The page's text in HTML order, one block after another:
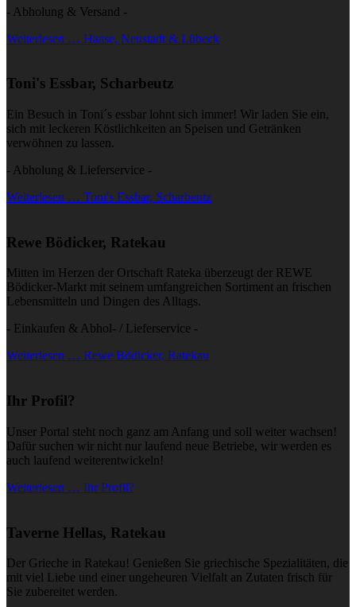
- Abholung & Versand -
Weiterlesen … Haase, Neustadt & Lübeck
Toni's Essbar, Scharbeutz
Ein Besuch in Toni´s essbar lohnt sich immer! Wir laden Sie ein,
sich mit leckeren Köstlichkeiten an Speisen und Getränken
verwöhnen zu lassen.
- Abholung & Lieferservice -
Weiterlesen … Toni's Essbar, Scharbeutz
Rewe Bödicker, Ratekau
Mitten im Herzen der Ortschaft Rateka überzeugt der REWE
Bödicker-Markt mit seinem umfangreichen Sortiment an frischen
Lebensmitteln und Dingen des Alltags.
- Einkaufen & Abhol- / Lieferservice -
Weiterlesen … Rewe Bödicker, Ratekau
Ihr Profil?
Unser Portal steht noch ganz am Anfang und soll weiter wachsen!
Dafür suchen wir nicht nur laufend neue Betriebe, wir werden es
auch laufend weiterentwickeln!
Weiterlesen … Ihr Profil?
Taverne Hellas, Ratekau
Der Grieche in Ratekau! Genießen Sie griechische Spezialitäten, die
mit viel Liebe und einer ungeheuren Vielfalt an Zutaten frisch für
Sie zubereitet werden.